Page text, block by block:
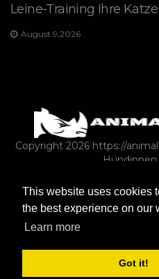
This website uses cookies
the best experience on our
Learn more
Got it!
Leine-Training Ihre Katze
August 9,2026
Copyright 2026 https://
TIERWELT VÖGEL
EXOTISCHE HAUSTIERE